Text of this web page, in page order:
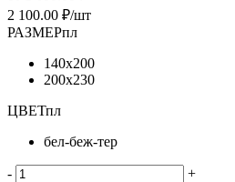
2 100.00 ₽/шт
РАЗМЕРпл
140х200
200х230
ЦВЕТпл
бел-беж-тер
-
+